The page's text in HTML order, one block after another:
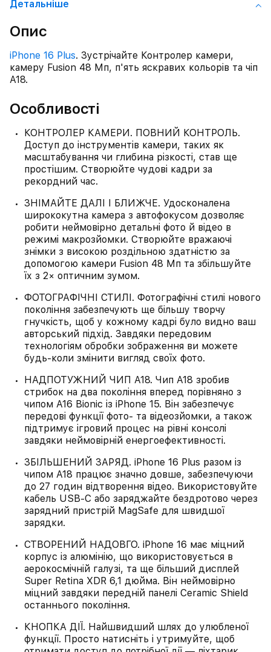
Детальнiше
Опис
iPhone 16 Plus. Зустрічайте Контролер камери,
камеру Fusion 48 Мп, п'ять яскравих кольорів та чіп
A18.
Особливості
КОНТРОЛЕР КАМЕРИ. ПОВНИЙ КОНТРОЛЬ.
Доступ до інструментів камери, таких як
масштабування чи глибина різкості, став ще
простішим. Створюйте чудові кадри за
рекордний час.
ЗНІМАЙТЕ ДАЛІ І БЛИЖЧЕ. Удосконалена
ширококутна камера з автофокусом дозволяє
робити неймовірно детальні фото й відео в
режимі макрозйомки. Створюйте вражаючі
знімки з високою роздільною здатністю за
допомогою камери Fusion 48 Мп та збільшуйте
їх з 2× оптичним зумом.
ФОТОГРАФІЧНІ СТИЛІ. Фотографічні стилі нового
покоління забезпечують ще більшу творчу
гнучкість, щоб у кожному кадрі було видно ваш
авторський підхід. Завдяки передовим
технологіям обробки зображення ви можете
будь-коли змінити вигляд своїх фото.
НАДПОТУЖНИЙ ЧИП A18. Чип A18 зробив
стрибок на два покоління вперед порівняно з
чипом A16 Bionic із iPhone 15. Він забезпечує
передові функції фото- та відеозйомки, а також
підтримує ігровий процес на рівні консолі
завдяки неймовірній енергоефективності.
ЗБІЛЬШЕНИЙ ЗАРЯД. iPhone 16 Plus разом із
чипом A18 працює значно довше, забезпечуючи
до 27 годин відтворення відео. Використовуйте
кабель USB‑C або заряджайте бездротово через
зарядний пристрій MagSafe для швидшої
зарядки.
СТВОРЕНИЙ НАДОВГО. iPhone 16 має міцний
корпус із алюмінію, що використовується в
аерокосмічній галузі, та ще більший дисплей
Super Retina XDR 6,1 дюйма. Він неймовірно
міцний завдяки передній панелі Ceramic Shield
останнього покоління.
КНОПКА ДІЇ. Найшвидший шлях до улюбленої
функції. Просто натисніть і утримуйте, щоб